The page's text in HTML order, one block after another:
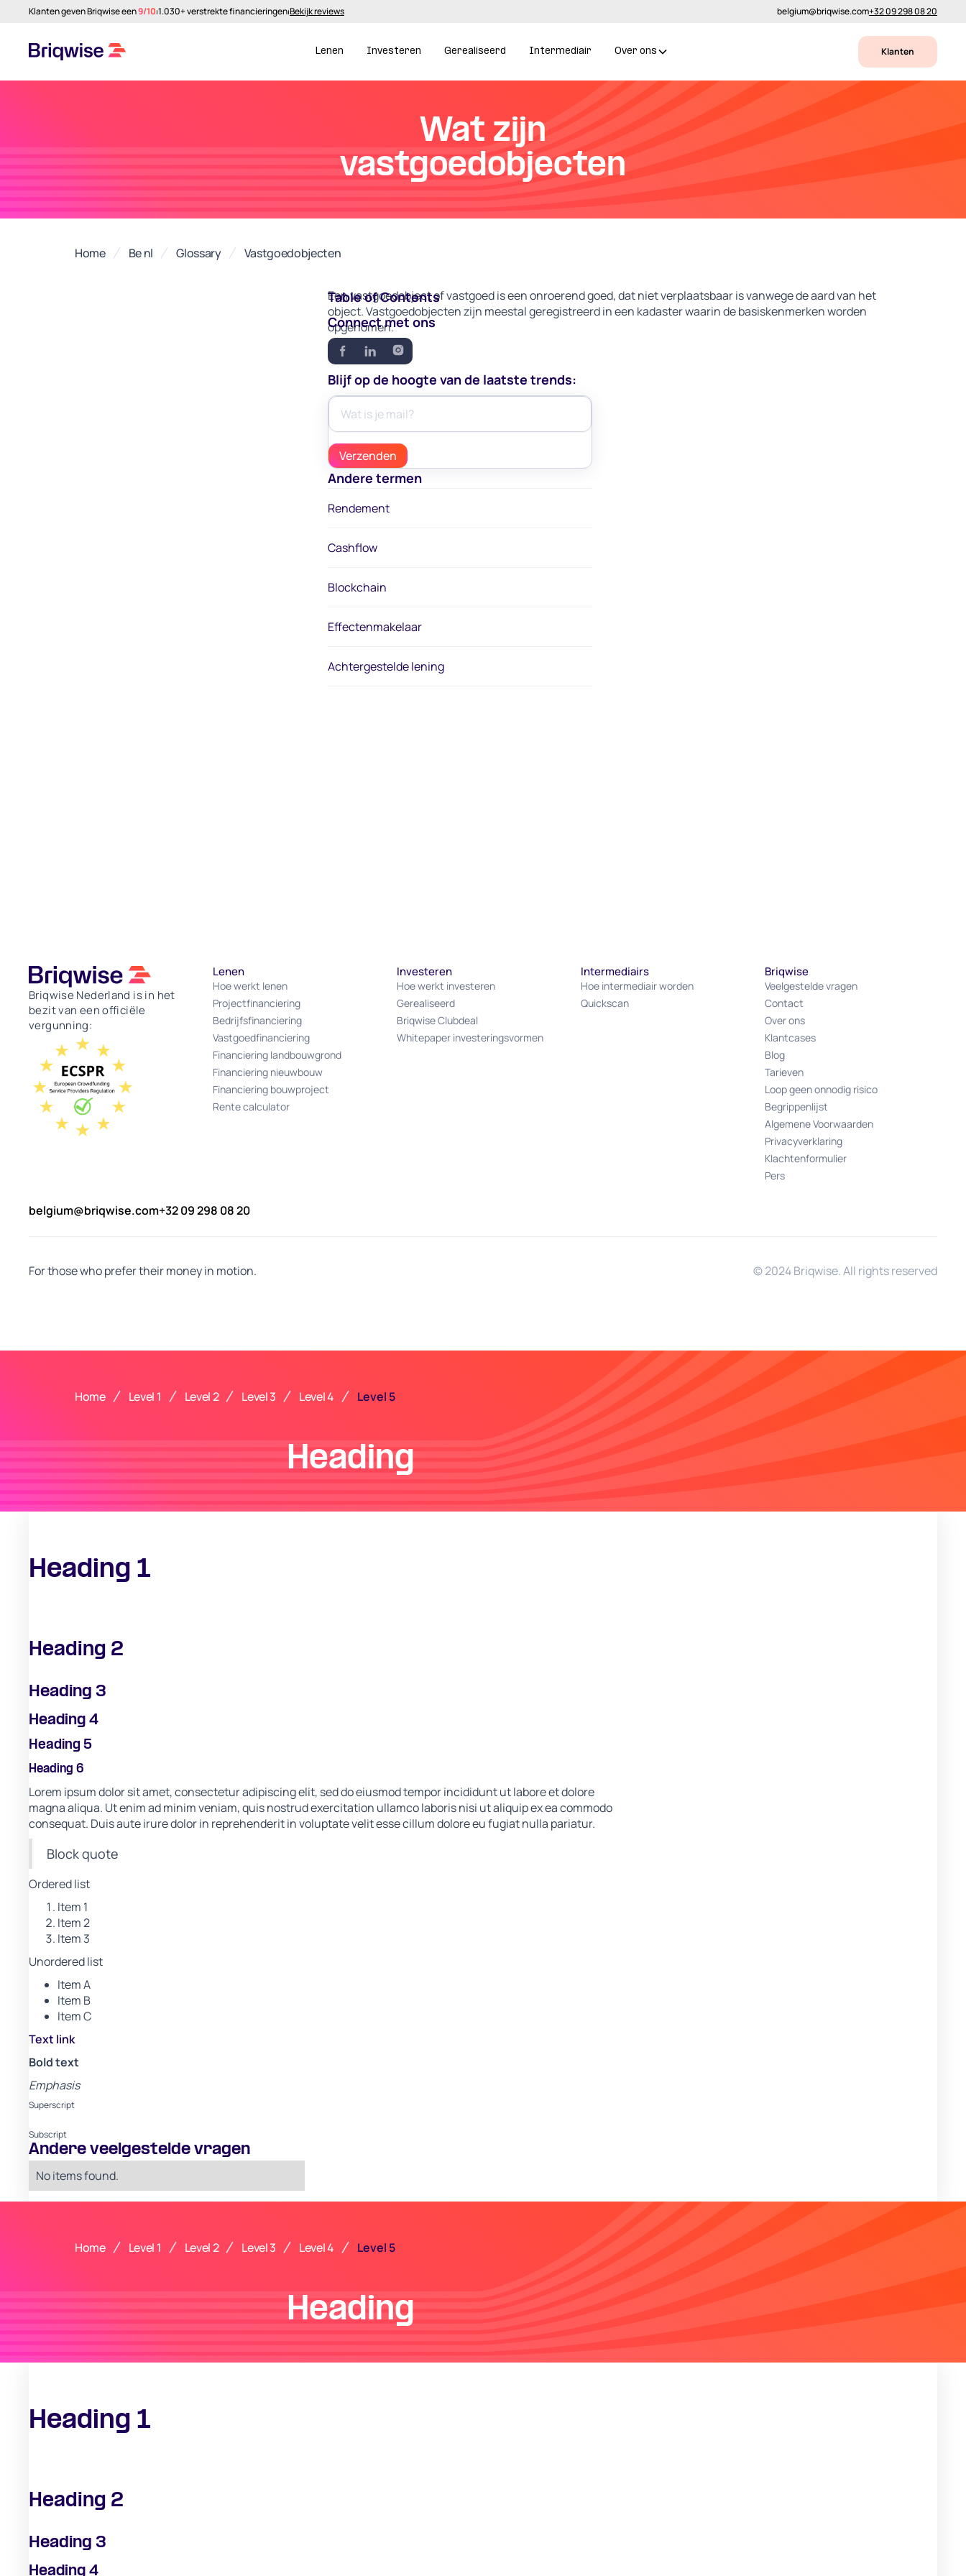
Klanten geven Briqwise een9/10⏐1.030+ verstrekte financieringen⏐Bekijk reviews belgium@briqwise.com+32 09 298 08 20
Lenen Investeren Gerealiseerd Intermediair Over ons Klanten
Wat zijn
vastgoedobjecten
Home Be nl Glossary Vastgoedobjecten
Table of Contents
Connect met ons
Blijf op de hoogte van de laatste trends:
Andere termen
Rendement
Cashflow
Blockchain
Effectenmakelaar
Achtergestelde lening
Een vastgoedobject of vastgoed is een onroerend goed, dat niet verplaatsbaar is vanwege de aard van het
object. Vastgoedobjecten zijn meestal geregistreerd in een kadaster waarin de basiskenmerken worden
opgenomen.
Briqwise Nederland is in het
bezit van een officiële
vergunning:
Lenen
Hoe werkt lenen
Projectfinanciering
Bedrijfsfinanciering
Vastgoedfinanciering
Financiering landbouwgrond
Financiering nieuwbouw
Financiering bouwproject
Rente calculator
Investeren
Hoe werkt investeren
Gerealiseerd
Briqwise Clubdeal
Whitepaper investeringsvormen
Intermediairs
Hoe intermediair worden
Quickscan
Briqwise
Veelgestelde vragen
Contact
Over ons
Klantcases
Blog
Tarieven
Loop geen onnodig risico
Begrippenlijst
Algemene Voorwaarden
Privacyverklaring
Klachtenformulier
Pers
belgium@briqwise.com+32 09 298 08 20
For those who prefer their money in motion. © 2024 Briqwise. All rights reserved
Home Level 1 Level 2 Level 3 Level 4 Level 5
Heading
Heading 1
Heading 2
Heading 3
Heading 4
Heading 5
Heading 6
Lorem ipsum dolor sit amet, consectetur adipiscing elit, sed do eiusmod tempor incididunt ut labore et dolore
magna aliqua. Ut enim ad minim veniam, quis nostrud exercitation ullamco laboris nisi ut aliquip ex ea commodo
consequat. Duis aute irure dolor in reprehenderit in voluptate velit esse cillum dolore eu fugiat nulla pariatur.
Block quote
Ordered list
Item 1
Item 2
Item 3
Unordered list
Item A
Item B
Item C
Text link
Bold text
Emphasis
Superscript
Subscript
Andere veelgestelde vragen
No items found.
Home Level 1 Level 2 Level 3 Level 4 Level 5
Heading
Heading 1
Heading 2
Heading 3
Heading 4